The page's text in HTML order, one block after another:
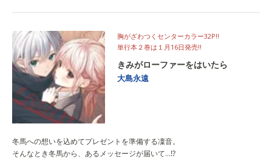
胸がざわつくセンターカラー32P!!
単行本２巻は１月16日発売!!
きみがローファーをはいたら
大島永遠
冬馬への想いを込めてプレゼントを準備する凜音。
そんなとき冬馬から、あるメッセージが届いて…⁉